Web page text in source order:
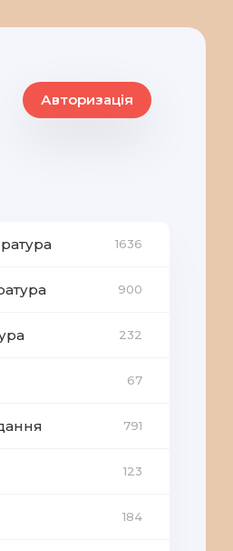
Авторизація
1636
900
232
67
791
123
184